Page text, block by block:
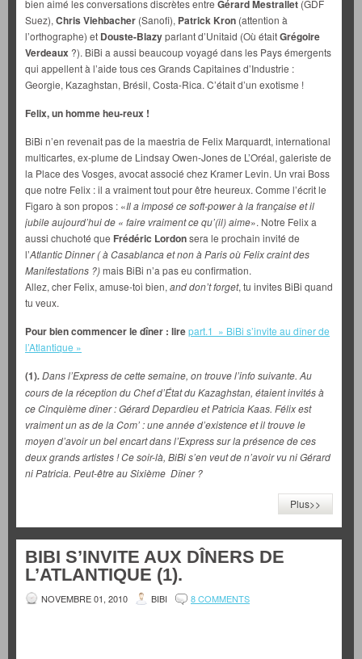
bien aimé les conversations discrètes entre Gérard Mestrallet (GDF
Suez), Chris Viehbacher (Sanofi), Patrick Kron (attention à
l’orthographe) et Douste-Blazyparlant d’Unitaid (Où étaitGrégoire
Verdeaux ?). BiBi a aussi beaucoup voyagé dans les Pays émergents
qui appellent à l’aide tous ces Grands Capitaines d’Industrie :
Georgie, Kazaghstan, Brésil, Costa-Rica. C’était d’un exotisme !
Felix, un homme heu-reux !
BiBi n’en revenait pas de la maestria de Felix Marquardt, international
multicartes, ex-plume de Lindsay Owen-Jones de L’Oréal, galeriste de
la Place des Vosges, avocat associé chez Kramer Levin. Un vrai Boss
que notre Felix : il a vraiment tout pour être heureux. Comme l’écrit le
Figaro à son propos : «Il a imposé ce soft-power à la française et il
jubile aujourd’hui de « faire vraiment ce qu’(il) aime». Notre Felix a
aussi chuchoté que Frédéric Lordonsera le prochain invité de
l’Atlantic Dinner ( à Casablanca et non à Paris où Felix craint des
Manifestations ?)mais BiBi n’a pas eu confirmation.
Allez, cher Felix, amuse-toi bien, and don’t forget, tu invites BiBi quand
tu veux.
Pour bien commencer le dîner : lirepart.1 » BiBi s’invite au dîner de
l’Atlantique »
(1).Dans l’Express de cette semaine, on trouve l’info suivante. Au
cours de la réception du Chef d’État du Kazaghstan, étaient invités à
ce Cinquième dîner : Gérard Depardieu et Patricia Kaas. Félix est
vraiment un as de la Com’ : une année d’existence et il trouve le
moyen d’avoir un bel encart dans l’Express sur la présence de ces
deux grands artistes ! Ce soir-là, BiBi s’en veut de n’avoir vu ni Gérard
ni Patricia. Peut-être au Sixième Dîner ?
Plus>>
BIBI S’INVITE AUX DÎNERS DE
L’ATLANTIQUE (1).
NOVEMBRE 01, 2010 BIBI 8 COMMENTS